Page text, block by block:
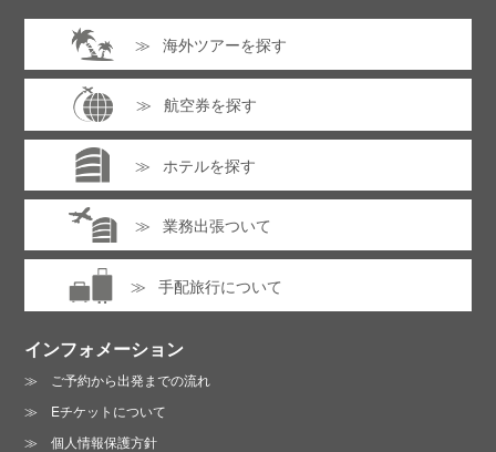
海外ツアーを探す
航空券を探す
ホテルを探す
業務出張ついて
手配旅行について
インフォメーション
ご予約から出発までの流れ
Eチケットについて
個人情報保護方針